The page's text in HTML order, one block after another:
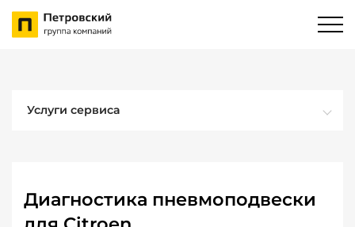
Услуги сервиса
Диагностика пневмоподвески